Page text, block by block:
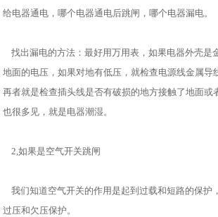
给电器通电，哪个电器通电后跳闸，哪个电器漏电。
找出漏电的方法：最好用万用表，如果电器外壳是
地面的电压，如果对地有低压，就检查电源线金属导
再者就是检查插头线是否有破损的地方接触了地面或
也很多见，就是电器潮湿。
2,如果是空气开关跳闸
我们知道空气开关的作用是起到过载和短路的保护
过压和欠压保护。